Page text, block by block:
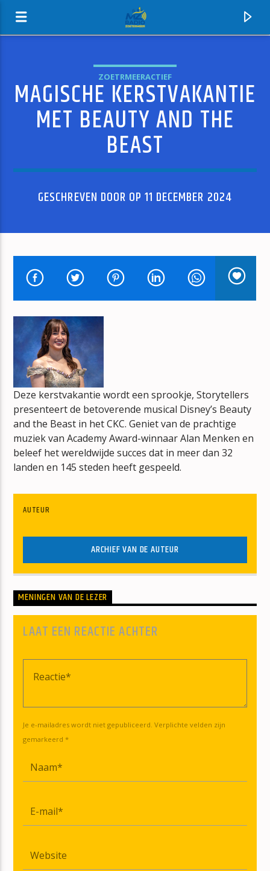
MZ-RADIO
HUIDIG NUMMER
IT DOESN'T HAVE TO BE
ERASURE
mz-radio
ZOETRMEERACTIEF
MAGISCHE KERSTVAKANTIE
MET BEAUTY AND THE
BEAST
GESCHREVEN DOOR OP 11 DECEMBER 2024
Deze kerstvakantie wordt een sprookje, Storytellers
presenteert de betoverende musical Disney’s Beauty
and the Beast in het CKC. Geniet van de prachtige
muziek van Academy Award-winnaar Alan Menken en
beleef het wereldwijde succes dat in meer dan 32
landen en 145 steden heeft gespeeld.
AUTEUR
ARCHIEF VAN DE AUTEUR
MENINGEN VAN DE LEZER
LAAT EEN REACTIE ACHTER
Je e-mailadres wordt niet gepubliceerd. Verplichte velden zijn
gemarkeerd *